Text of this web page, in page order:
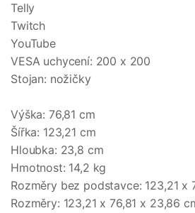
Telly
Twitch
YouTube
VESA uchycení: 200 x 200
Stojan: nožičky
Výška: 76,81 cm
Šířka: 123,21 cm
Hloubka: 23,8 cm
Hmotnost: 14,2 kg
Rozměry bez podstavce: 123,21 x
Rozměry: 123,21 x 76,81 x 23,86